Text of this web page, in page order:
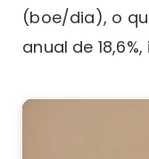
(boe/dia), o
anual de